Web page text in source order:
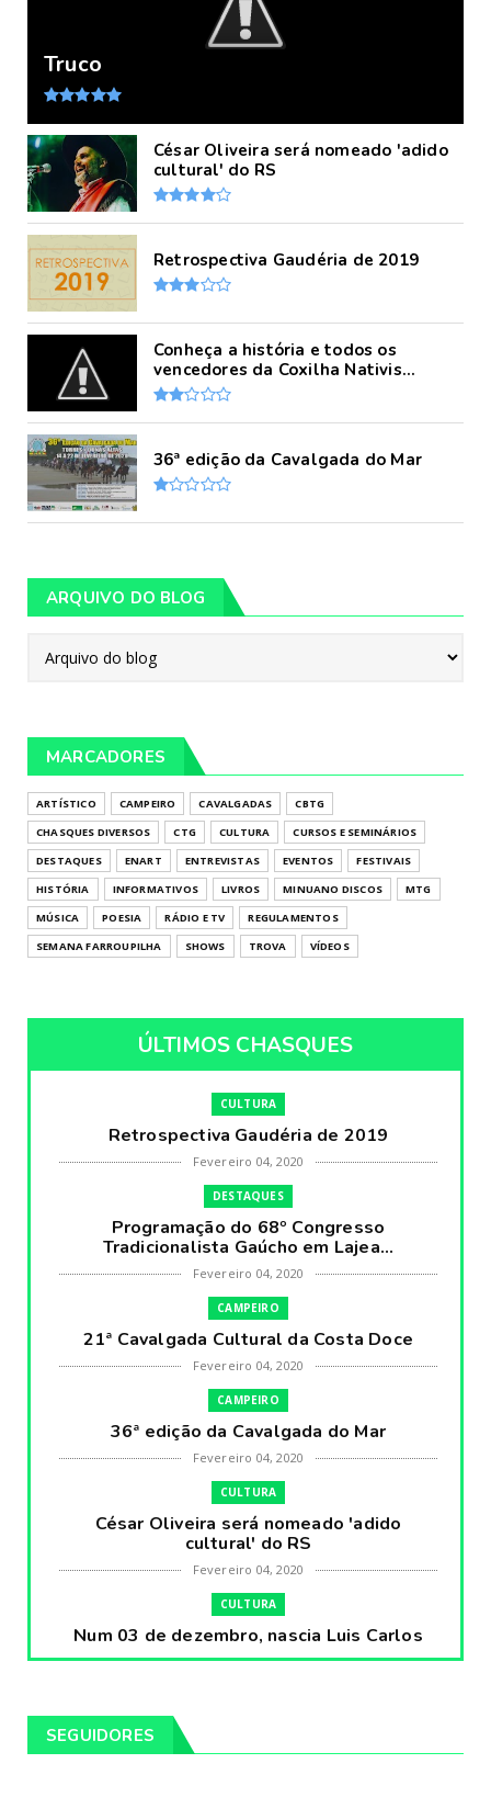
Truco
César Oliveira será nomeado 'adido
cultural' do RS
Retrospectiva Gaudéria de 2019
Conheça a história e todos os
vencedores da Coxilha Nativis...
36ª edição da Cavalgada do Mar
ARQUIVO DO BLOG
MARCADORES
ARTÍSTICO CAMPEIRO CAVALGADAS
CBTG
CHASQUES DIVERSOS
CTG CULTURA
CURSOS E SEMINÁRIOS
DESTAQUES
ENART ENTREVISTAS EVENTOS
FESTIVAIS
HISTÓRIA
INFORMATIVOS LIVROS MINUANO DISCOS
MTG
MÚSICA
POESIA RÁDIO E TV
REGULAMENTOS
SEMANA FARROUPILHA
SHOWS TROVA VÍDEOS
ÚLTIMOS CHASQUES
CULTURA
Retrospectiva Gaudéria de 2019
Fevereiro 04, 2020
DESTAQUES
Programação do 68º Congresso
Tradicionalista Gaúcho em Lajea...
Fevereiro 04, 2020
CAMPEIRO
21ª Cavalgada Cultural da Costa Doce
Fevereiro 04, 2020
CAMPEIRO
36ª edição da Cavalgada do Mar
Fevereiro 04, 2020
CULTURA
César Oliveira será nomeado 'adido
cultural' do RS
Fevereiro 04, 2020
CULTURA
Num 03 de dezembro, nascia Luis Carlos
Prestes, o Cavaleiro ...
Pintores da Temática Gauchesca - parte
SEGUIDORES